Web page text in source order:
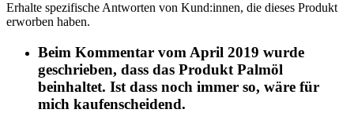
Erhalte spezifische Antworten von Kund:innen, die dieses Produkt
erworben haben.
Beim Kommentar vom April 2019 wurde
geschrieben, dass das Produkt Palmöl
beinhaltet. Ist dass noch immer so, wäre für
mich kaufenscheidend.